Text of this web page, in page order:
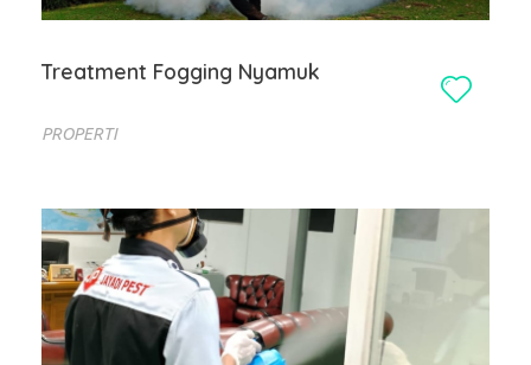
Treatment Fogging Nyamuk
PROPERTI